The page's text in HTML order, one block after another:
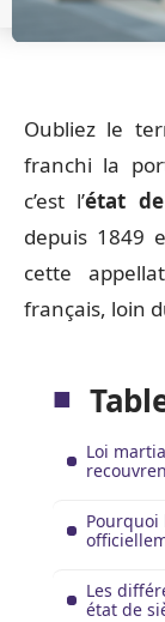
Oubliez le
franchi la
c’est l’état
depuis 1849
cette
français, loin
Loi
Pourquoi
Les
état de